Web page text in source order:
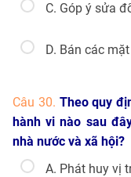
C. Góp ý sửa
D. Bán các
Câu 30. Theo quy
hành vi nào sau
nhà nước và xã hội?
A. Phát huy vị